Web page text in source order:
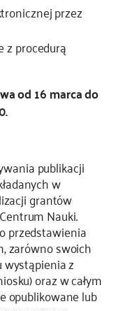
przez
z procedurą
od16 marca do
publikacji
w
grantów
Nauki.
przedstawienia
zarówno swoich
wystąpienia z
oraz w całym
opublikowane lub